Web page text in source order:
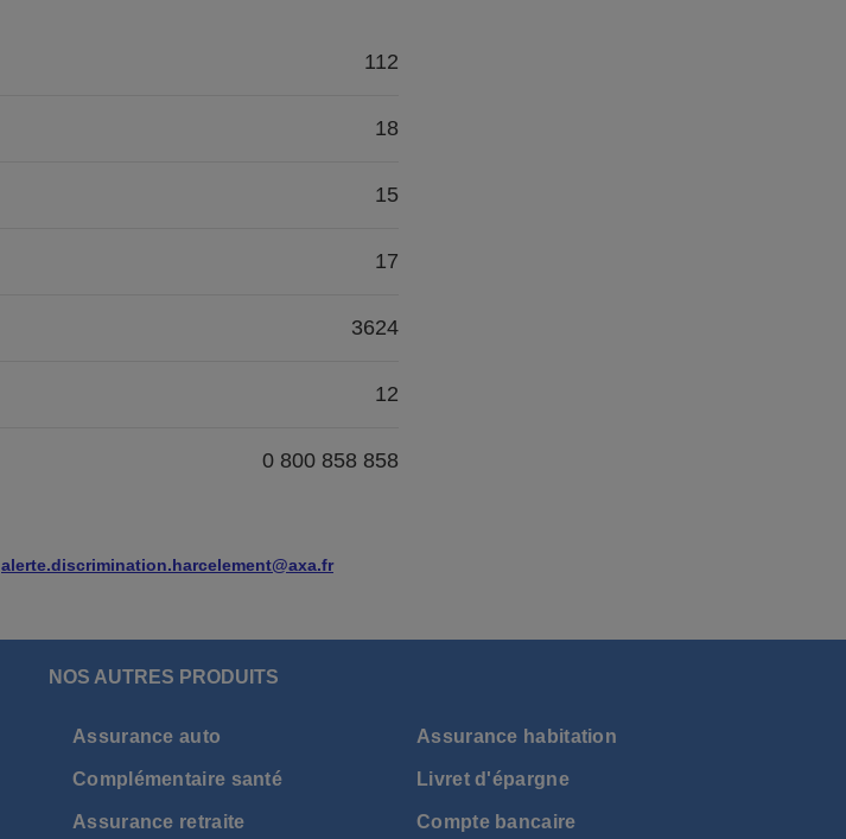
112
18
15
17
3624
12
0 800 858 858
alerte.discrimination.harcelement@axa.fr
NOS AUTRES PRODUITS
Assurance auto Assurance habitation
Complémentaire santé Livret d'épargne
Assurance retraite Compte bancaire